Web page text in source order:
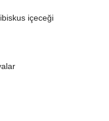
içeceği